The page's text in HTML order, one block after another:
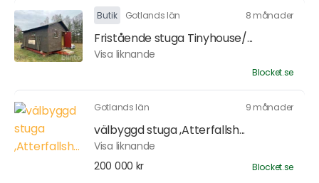
Butik Gotlands län 8 månader
Fristående stuga Tinyhouse/...
Visa liknande
Blocket.se
Gotlands län 9 månader
välbyggd stuga ,Atterfallsh...
Visa liknande
200 000 kr
Blocket.se